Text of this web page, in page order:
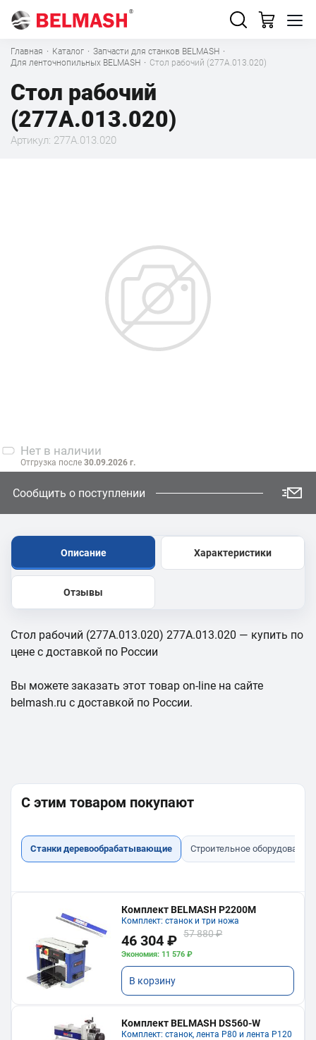
Главная · Каталог · Запчасти для станков BELMASH ·
Для ленточнопильных BELMASH · Стол рабочий (277A.013.020)
Стол рабочий
(277A.013.020)
Артикул: 277A.013.020
Нет в наличии
Отгрузка после 30.09.2026 г.
Сообщить о поступлении
Описание Характеристики
Отзывы
Стол рабочий (277A.013.020) 277A.013.020 — купить по
цене с доставкой по России
Вы можете заказать этот товар on-line на сайте
belmash.ru с доставкой по России.
С этим товаром покупают
Станки деревообрабатывающие Строительное оборудование
Комплект BELMASH P2200M
Комплект: станок и три ножа
46 304 ₽ 57 880 ₽
Экономия: 11 576 ₽
В корзину
Комплект BELMASH DS560-W
Комплект: станок, лента P80 и лента P120